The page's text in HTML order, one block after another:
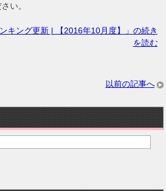
い。
キング更新 | 【2016年10月度】」の続き
を読む
以前の記事へ